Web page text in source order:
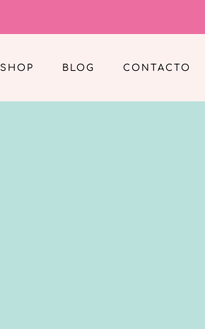
SHOP BLOG CONTACTO